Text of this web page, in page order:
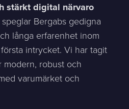
stärkt digital närvaro
Bergabs gedigna
långa erfarenhet inom
intrycket. Vi har tagit
modern, robust och
varumärket och